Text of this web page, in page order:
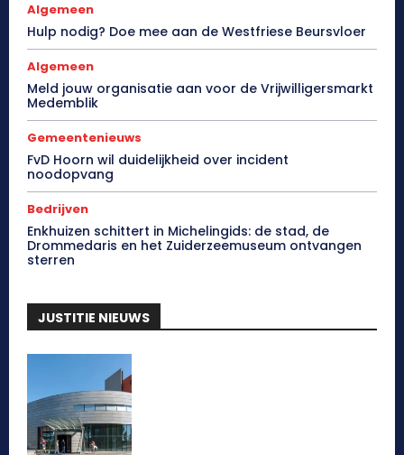
Algemeen
Hulp nodig? Doe mee aan de Westfriese Beursvloer
Algemeen
Meld jouw organisatie aan voor de Vrijwilligersmarkt
Medemblik
Gemeentenieuws
FvD Hoorn wil duidelijkheid over incident
noodopvang
Bedrijven
Enkhuizen schittert in Michelingids: de stad, de
Drommedaris en het Zuiderzeemuseum ontvangen
sterren
JUSTITIE NIEUWS